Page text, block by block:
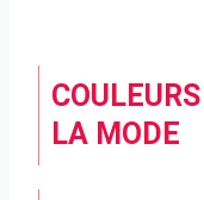
LA MODE